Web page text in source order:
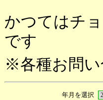
かつてはチ
です
※各種お問い
年月を選択